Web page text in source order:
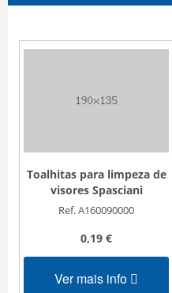
Toalhitas para limpeza de
visores Spasciani
Ref. A160090000
0,19 €
Ver mais info